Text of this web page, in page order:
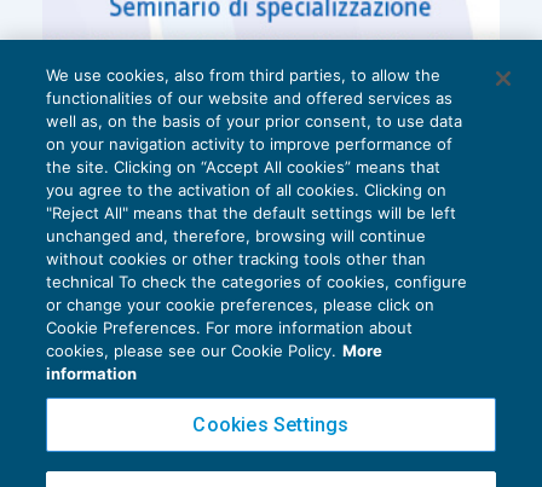
Privacy Policy
Cookie Policy
Copyright 2016 ©Gruppo Euroconference S.p.A.v2.32.4
We use cookies, also from third parties, to allow the
functionalities of our website and offered services as
well as, on the basis of your prior consent, to use data
on your navigation activity to improve performance of
the site. Clicking on “Accept All cookies” means that
you agree to the activation of all cookies. Clicking on
"Reject All" means that the default settings will be left
unchanged and, therefore, browsing will continue
without cookies or other tracking tools other than
technical To check the categories of cookies, configure
or change your cookie preferences, please click on
Cookie Preferences. For more information about
cookies, please see our Cookie Policy. More
information
Cookies Settings